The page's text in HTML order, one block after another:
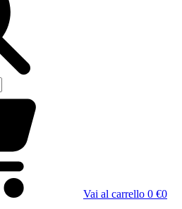
Vai al carrello 0 €0